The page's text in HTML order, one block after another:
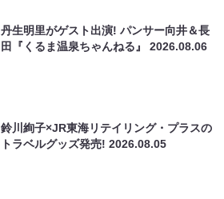
丹生明里がゲスト出演! パンサー向井＆長
田『くるま温泉ちゃんねる』2026.08.06
鈴川絢子×JR東海リテイリング・プラスの
トラベルグッズ発売!2026.08.05